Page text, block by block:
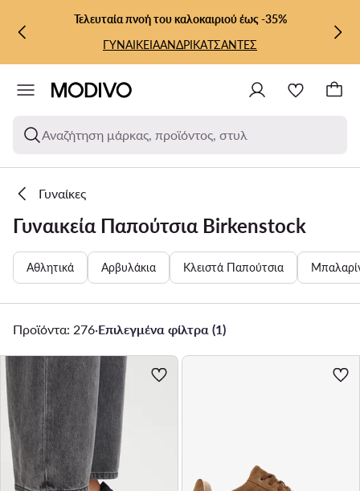
ΜΕΤΆΒΑΣΗ ΣΤΟ ΚΎΡΙΟ ΠΕΡΙΕΧΌΜΕΝΟ
ΜΕΤΆΒΑΣΗ ΣΤΗΝ ΑΝΑΖΉΤΗΣΗ
Τελευταία πνοή του καλοκαιριού έως -35%
ΓΥΝΑΙΚΕΙΑΑΝΔΡΙΚΑΤΣΑΝΤΕΣ
Αναζήτηση μάρκας, προϊόντος, στυλ
Γυναίκες
Γυναικεία Παπούτσια Birkenstock
Αθλητικά Αρβυλάκια Κλειστά Παπούτσια
Προϊόντα: 276·Επιλεγμένα φίλτρα (1)